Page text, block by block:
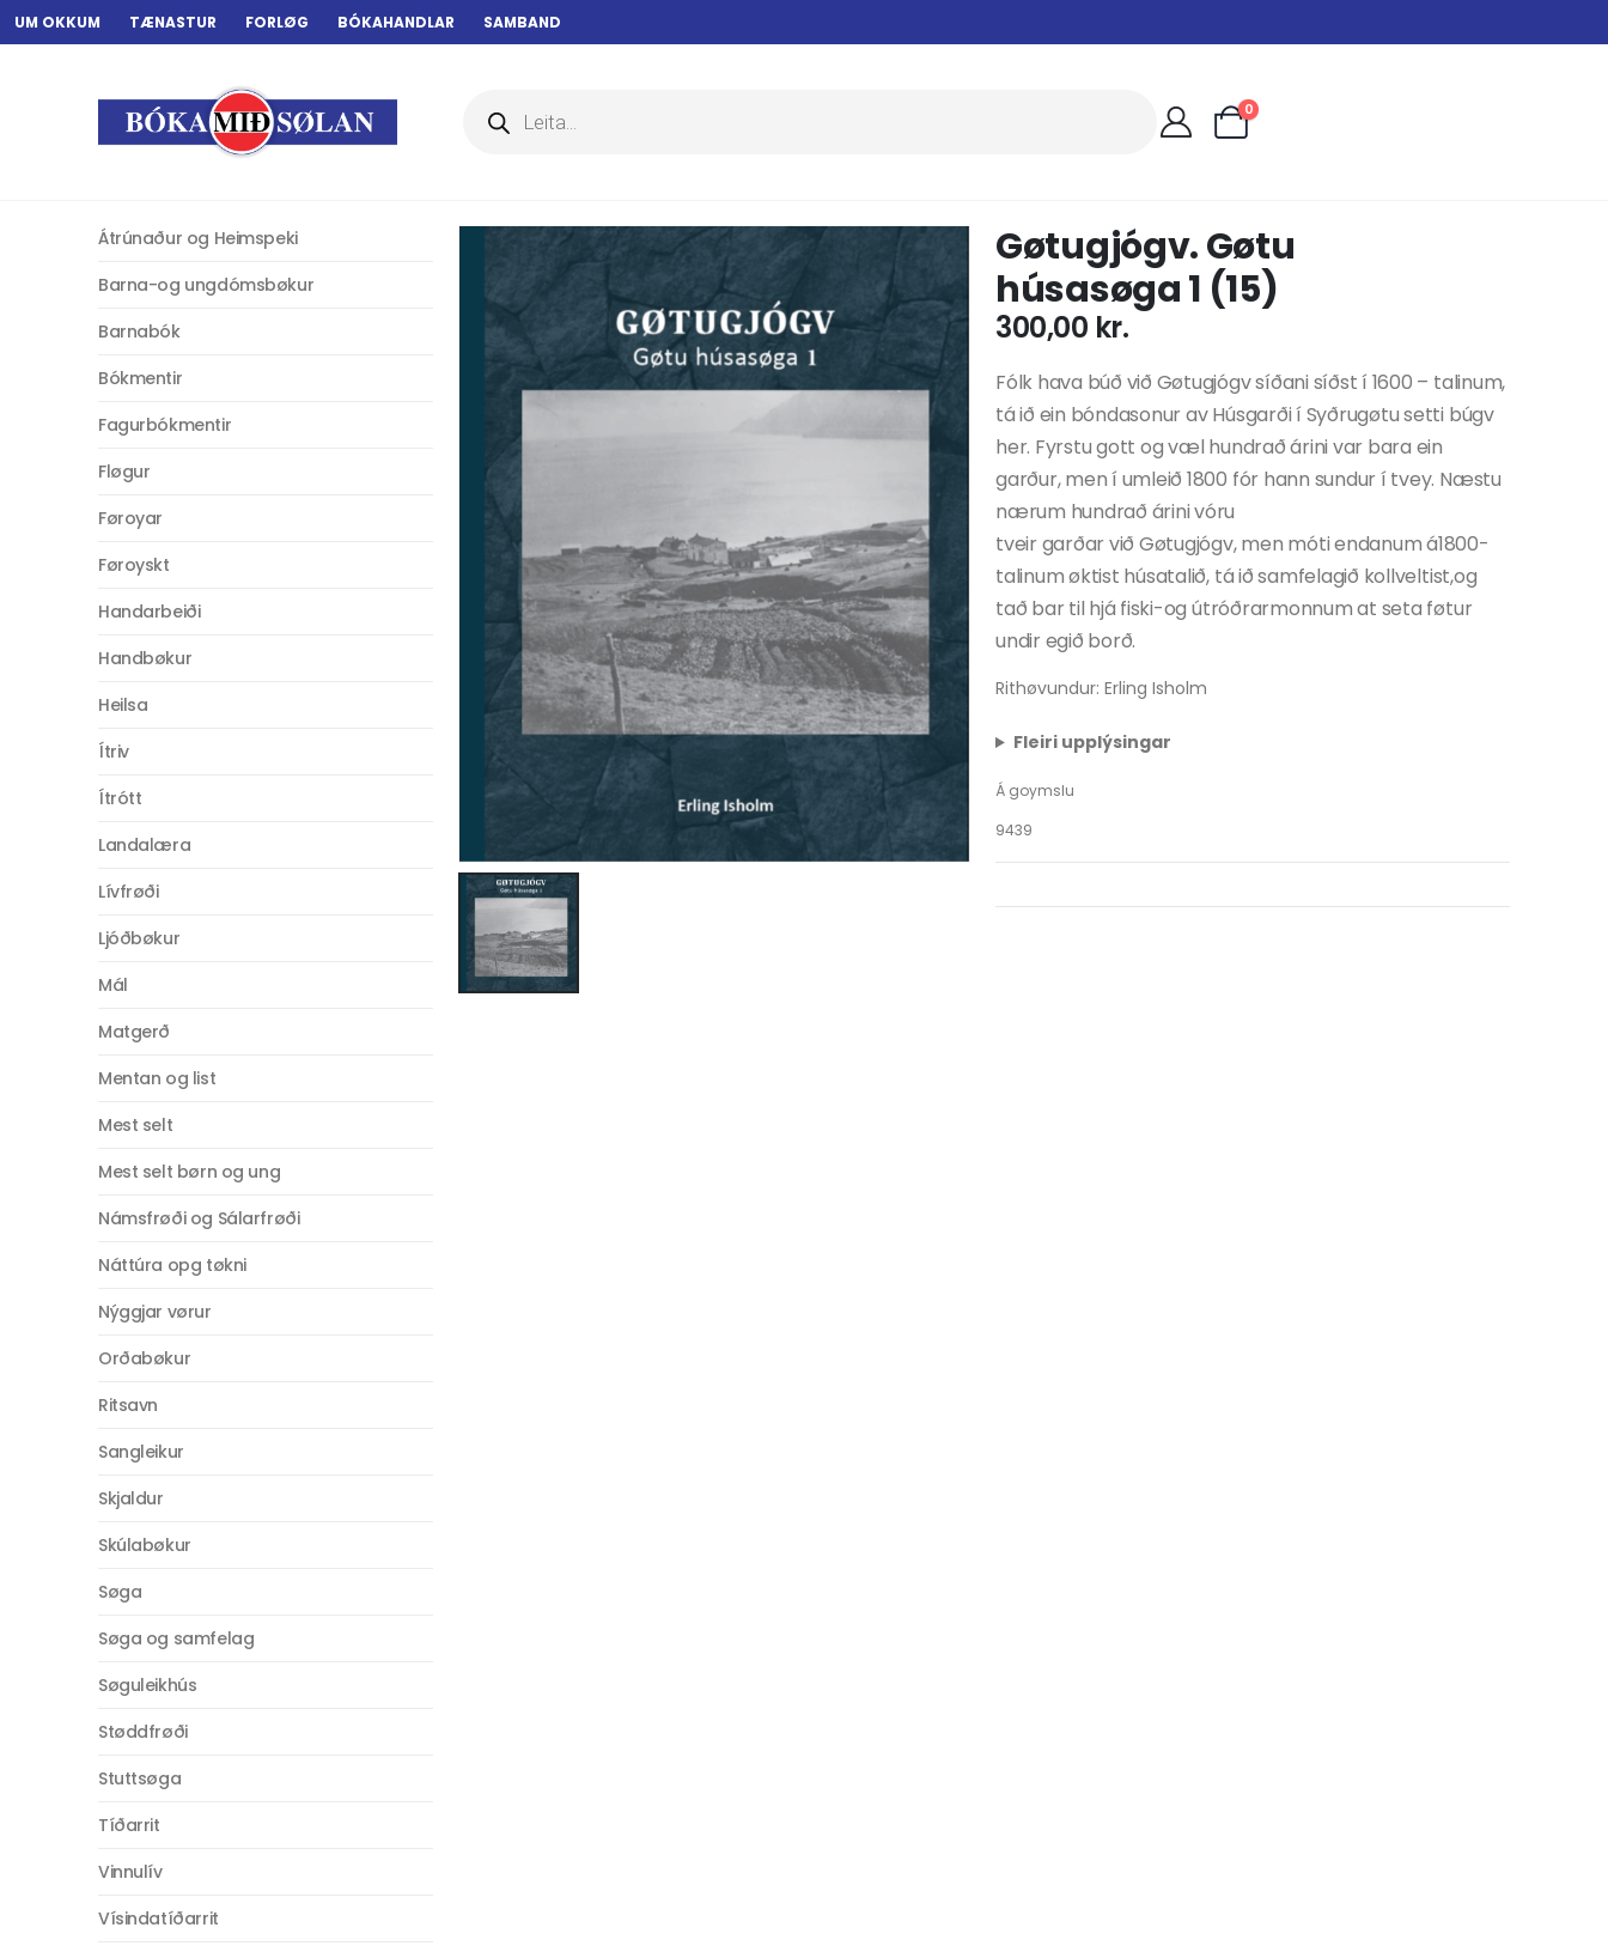
UM OKKUM TÆNASTUR FORLØG BÓKAHANDLAR SAMBAND
search 0
Gøtugjógv. Gøtu
húsasøga 1 (15)
300,00 kr.
Fólk hava búð við Gøtugjógv síðani síðst í 1600 – talinum,
tá ið ein bóndasonur av Húsgarði í Syðrugøtu setti búgv
her. Fyrstu gott og væl hundrað árini var bara ein
garður, men í umleið 1800 fór hann sundur í tvey. Næstu
nærum hundrað árini vóru
tveir garðar við Gøtugjógv, men móti endanum á1800-
talinum øktist húsatalið, tá ið samfelagið kollveltist,og
tað bar til hjá fiski-og útróðrarmonnum at seta føtur
undir egið borð.
Rithøvundur: Erling Isholm
Fleiri upplýsingar
Á goymslu
9439
Átrúnaður og Heimspeki
Barna-og ungdómsbøkur
Barnabók
Bókmentir
Fagurbókmentir
Fløgur
Føroyar
Føroyskt
Handarbeiði
Handbøkur
Heilsa
Ítriv
Ítrótt
Landalæra
Lívfrøði
Ljóðbøkur
Mál
Matgerð
Mentan og list
Mest selt
Mest selt børn og ung
Námsfrøði og Sálarfrøði
Náttúra opg tøkni
Nýggjar vørur
Orðabøkur
Ritsavn
Sangleikur
Skjaldur
Skúlabøkur
Søga
Søga og samfelag
Søguleikhús
Støddfrøði
Stuttsøga
Tíðarrit
Vinnulív
Vísindatíðarrit